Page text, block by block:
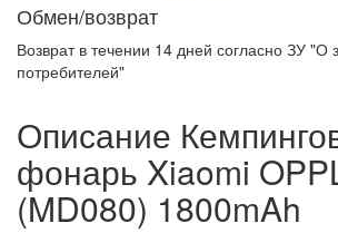
Обмен/возврат
Возврат в течении 14 дней согласно ЗУ "О
потребителей"
Описание
фонарь Xiaomi
(MD080) 1800mAh